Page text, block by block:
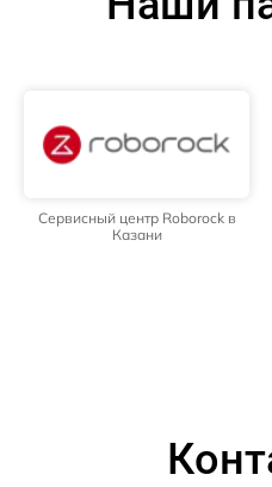
Сервисный центр Roborock в
Казани